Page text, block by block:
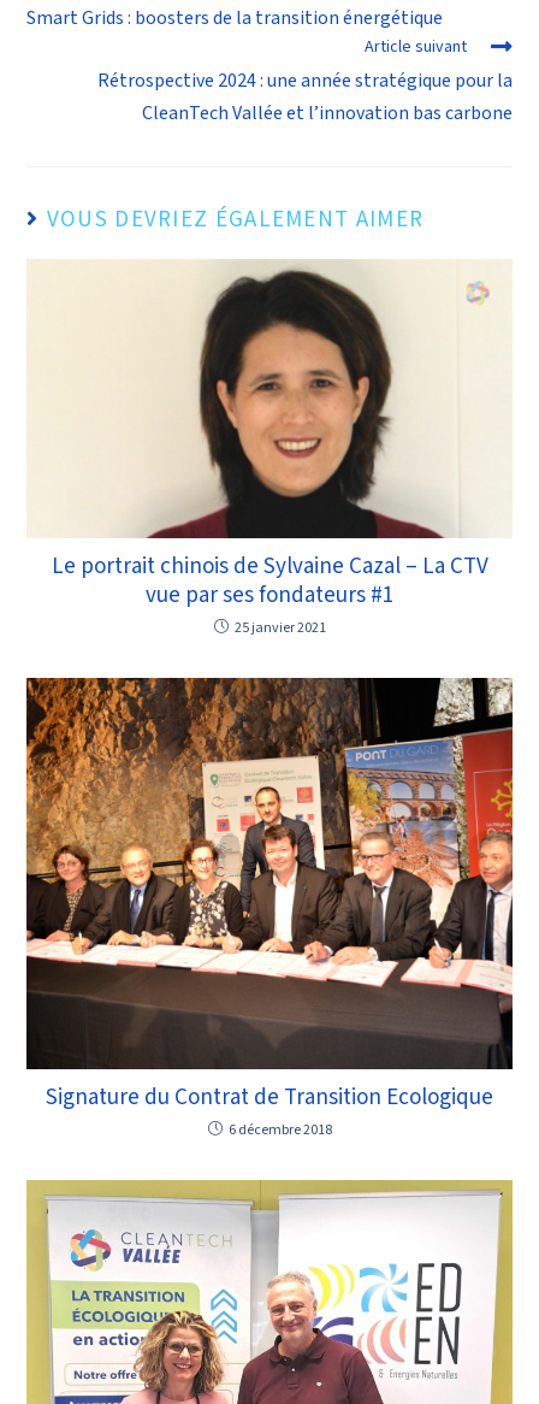
Smart Grids : boosters de la transition énergétique
Article suivant
Rétrospective 2024 : une année stratégique pour la
CleanTech Vallée et l’innovation bas carbone
VOUS DEVRIEZ ÉGALEMENT AIMER
Le portrait chinois de Sylvaine Cazal – La CTV
vue par ses fondateurs #1
25 janvier 2021
Signature du Contrat de Transition Ecologique
6 décembre 2018